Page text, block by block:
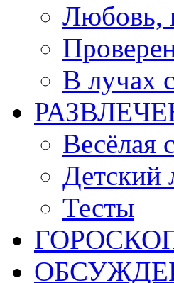
Любовь,
В лучах
Весёлая
Детский
Тесты